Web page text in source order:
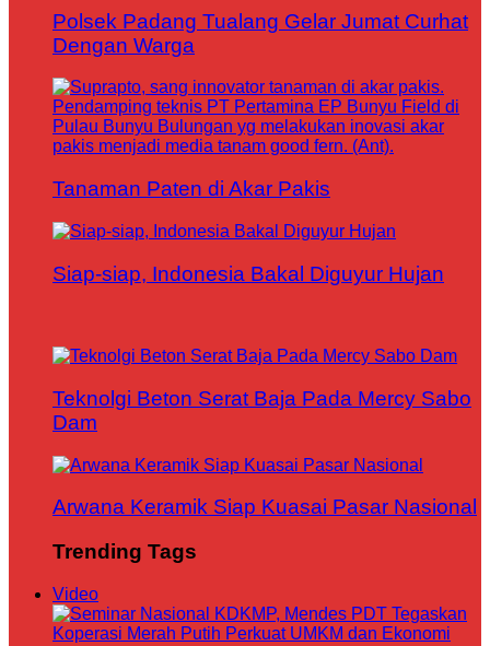
Polsek Padang Tualang Gelar Jumat Curhat
Dengan Warga
Tanaman Paten di Akar Pakis
Siap-siap, Indonesia Bakal Diguyur Hujan
Teknolgi Beton Serat Baja Pada Mercy Sabo
Dam
Arwana Keramik Siap Kuasai Pasar Nasional
Trending Tags
Video